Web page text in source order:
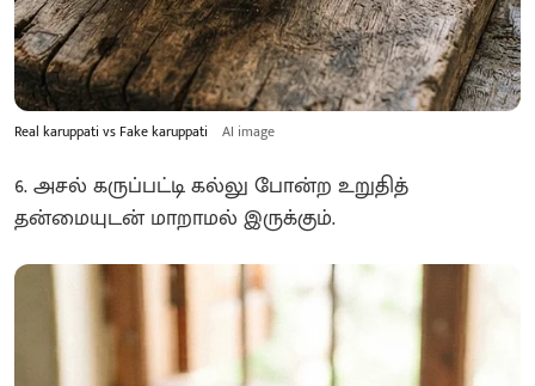
Real karuppati vs Fake karuppati AI image
6. அசல் கருப்பட்டி கல்லு போன்ற உறுதித்
தன்மையுடன் மாறாமல் இருக்கும்.